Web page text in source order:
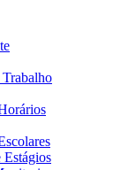
Trabalho
Estágios